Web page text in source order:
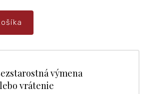
výmena
vrátenie